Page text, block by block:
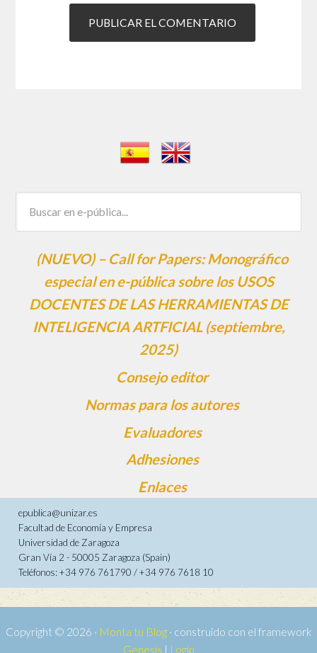
(NUEVO) – Call for Papers: Monográfico
especial en e-pública sobre los USOS
DOCENTES DE LAS HERRAMIENTAS DE
INTELIGENCIA ARTFICIAL (septiembre,
2025)
Consejo editor
Normas para los autores
Evaluadores
Adhesiones
Enlaces
epublica@unizar.es
Facultad de Economía y Empresa
Universidad de Zaragoza
Gran Vía 2 - 50005 Zaragoza (Spain)
Teléfonos: +34 976 761790 / +34 976 7618 10
Copyright © 2026 · Monta tu Blog· construido con el framework
Genesis | Login